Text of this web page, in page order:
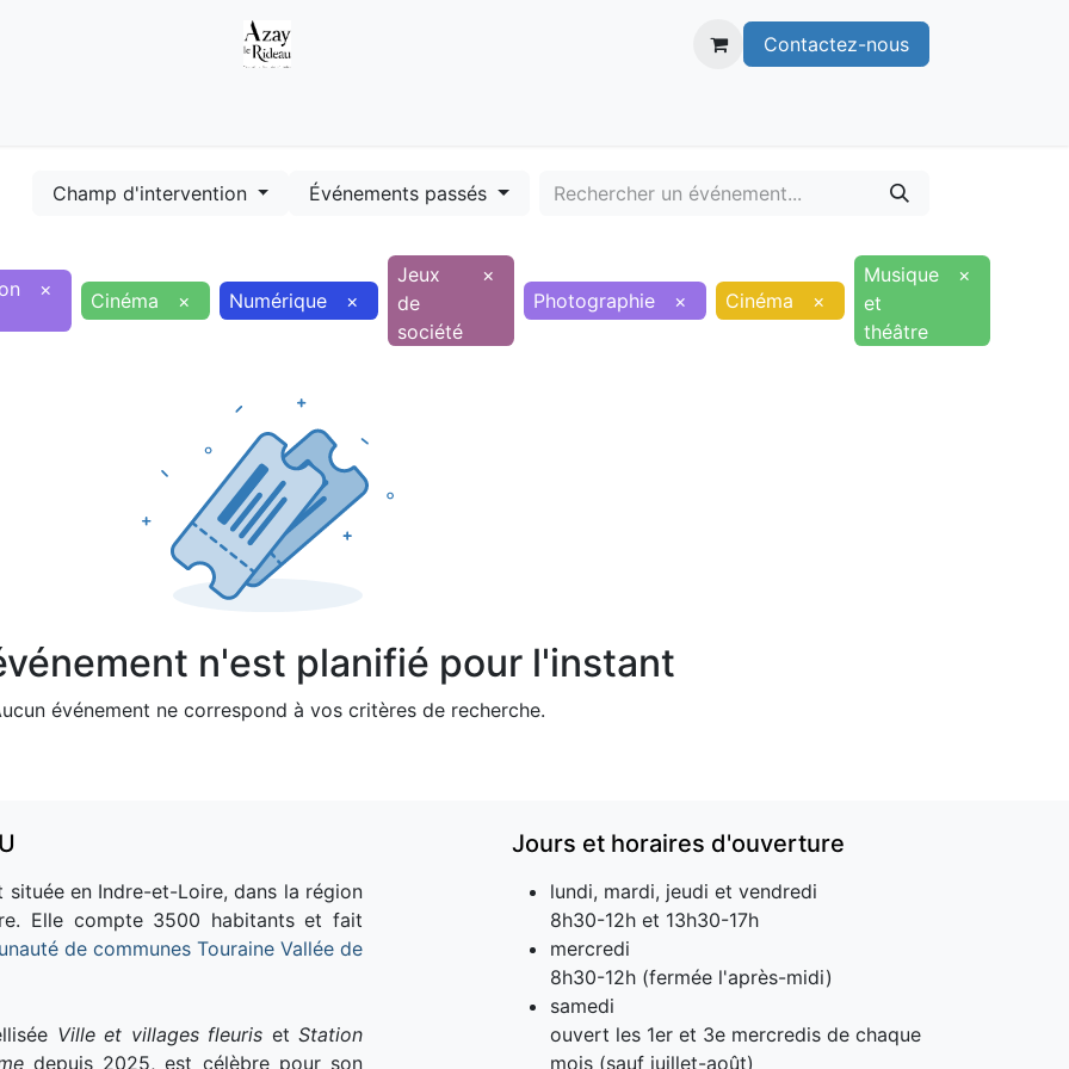
Contactez-nous
Champ d'intervention Événements passés
× Cinéma × Numérique ×
Jeux
de
société
×
Photographie
× Cinéma ×
Musique
et
théâtre
×
n'est planifié pour l'instant
événement ne correspond à vos critères de recherche.
située en Indre-et-Loire, dans la région
Elle compte 3500 habitants et fait
de communes Touraine Vallée de
Ville et villages fleuris et Station
depuis 2025, est célèbre pour son
Jours et horaires d'ouverture
lundi, mardi, jeudi et vendredi
8h30-12h et 13h30-17h
mercredi
8h30-12h (fermée l'après-midi)
samedi
ouvert les 1er et 3e mercredis de chaque
mois (sauf juillet-août)